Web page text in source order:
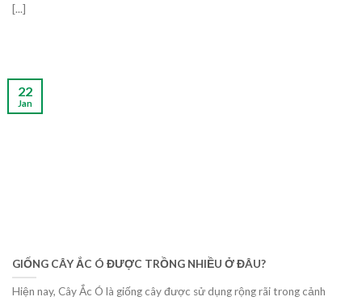
[...]
GIỐNG CÂY ẮC Ó ĐƯỢC TRỒNG NHIỀU Ở ĐÂU?
Hiện nay, Cây Ắc Ó là giống cây được sử dụng rộng rãi trong cảnh
22
Jan